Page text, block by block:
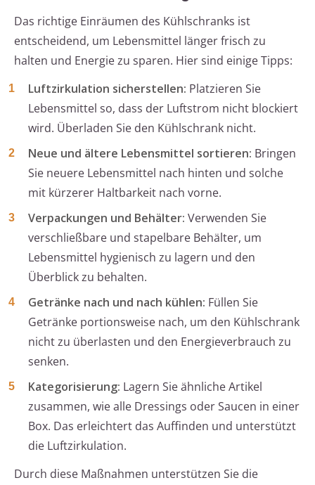
Das richtige Einräumen des Kühlschranks ist
entscheidend, um Lebensmittel länger frisch zu
halten und Energie zu sparen. Hier sind einige Tipps:
Luftzirkulation sicherstellen: Platzieren Sie
Lebensmittel so, dass der Luftstrom nicht blockiert
wird. Überladen Sie den Kühlschrank nicht.
Neue und ältere Lebensmittel sortieren: Bringen
Sie neuere Lebensmittel nach hinten und solche
mit kürzerer Haltbarkeit nach vorne.
Verpackungen und Behälter: Verwenden Sie
verschließbare und stapelbare Behälter, um
Lebensmittel hygienisch zu lagern und den
Überblick zu behalten.
Getränke nach und nach kühlen: Füllen Sie
Getränke portionsweise nach, um den Kühlschrank
nicht zu überlasten und den Energieverbrauch zu
senken.
Kategorisierung: Lagern Sie ähnliche Artikel
zusammen, wie alle Dressings oder Saucen in einer
Box. Das erleichtert das Auffinden und unterstützt
die Luftzirkulation.
Durch diese Maßnahmen unterstützen Sie die